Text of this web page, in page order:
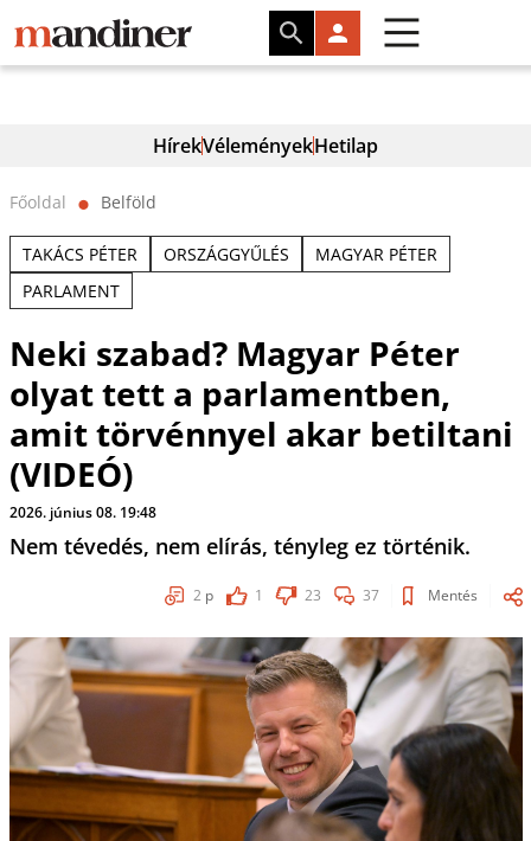
HírekVéleményekHetilap
Főoldal ⬤ Belföld
TAKÁCS PÉTER ORSZÁGGYŰLÉS
MAGYAR PÉTER
PARLAMENT
Neki szabad? Magyar Péter
olyat tett a parlamentben,
amit törvénnyel akar betiltani
(VIDEÓ)
2026. június 08. 19:48
Nem tévedés, nem elírás, tényleg ez történik.
2 p 1 23 37 Mentés